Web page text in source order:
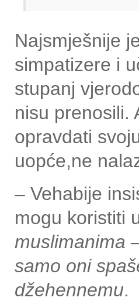
Najsmješnije
simpatizere i
stupanj
nisu prenosili.
opravdati
uopće,ne
– Vehabije
mogu koristiti
muslimanima
samo oni
džehennemu.